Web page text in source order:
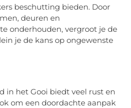
beschutting bieden. Door
deuren en
onderhouden, vergroot je de
je de kans op ongewenste
in het Gooi biedt veel rust en
om een doordachte aanpak